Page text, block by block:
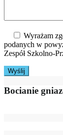
Wyrażam
podanych w
Zespół Szkolno-
Bocianie